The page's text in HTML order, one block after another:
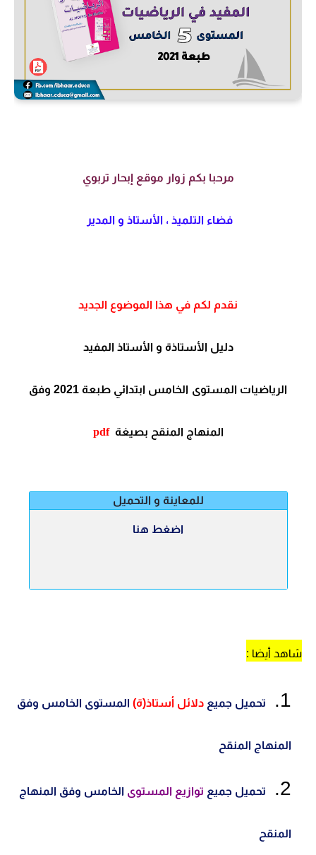
مرحبا بكم زوار موقع إبحار تربوي
فضاء التلميذ ، الأستاذ و المدير
نقدم لكم في هذا الموضوع الجديد
دليل الأستاذة و الأستاذ المفيد
الرياضيات المستوى الخامس ابتدائي طبعة 2021 وفق
المنهاج المنقح بصيغةpdf
للمعاينة و التحميل
اضغط هنا
شاهد أيضا :
تحميل جميع دلائل أستاذ(ة) المستوى الخامس وفق
المنهاج المنقح
تحميل جميع توازيع المستوى الخامس وفق المنهاج
المنقح